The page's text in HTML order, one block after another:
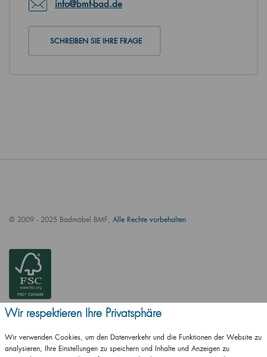
info@bmf-bad.de
SCHREIBEN SIE IHRE FRAGE
© 2009 - 2025 Badmöbel BMF, Alle Rechte vorbehalten
Wir respektieren Ihre Privatsphäre
Wir verwenden Cookies, um den Datenverkehr und die Funktionen der Website zu
analysieren, Ihre Einstellungen zu speichern und Inhalte und Anzeigen zu